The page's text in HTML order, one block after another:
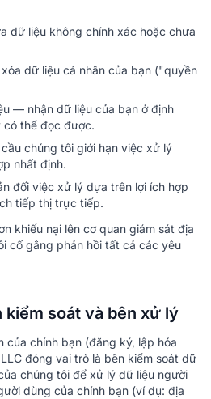
dữ liệu không chính xác hoặc chưa
dữ liệu cá nhân của bạn ("quyền
— nhận dữ liệu của bạn ở định
có thể đọc được.
chúng tôi giới hạn việc xử lý
nhất định.
đối việc xử lý dựa trên lợi ích hợp
tiếp thị trực tiếp.
khiếu nại lên cơ quan giám sát địa
cố gắng phản hồi tất cả các yêu
kiểm soát và bên xử lý
của chính bạn (đăng ký, lập hóa
đóng vai trò là bên kiểm soát dữ
chúng tôi để xử lý dữ liệu người
dùng của chính bạn (ví dụ: địa